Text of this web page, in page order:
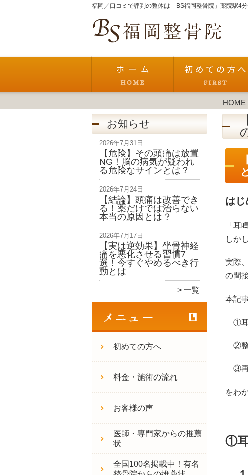
福岡／口コミで評判の整体は「BS福岡整骨院」薬院駅4分
HOME
お知らせ
2026年7月31日
【危険】その頭痛は放置
NG！脳の病気が疑われ
る危険なサインとは？
2026年7月24日
【結論】頭痛は改善でき
る！薬だけでは治らない
本当の原因とは？
2026年7月17日
【実は逆効果】坐骨神経
痛を悪化させる習慣7
選！今すぐやめるべき行
動とは
一覧
初めての方へ
料金・施術の流れ
お客様の声
医師・専門家からの推薦
状
全国100名掲載中！有名
はじ
「耳
しか
実際
の間
本記
①耳
②整
③再
をわ
①耳